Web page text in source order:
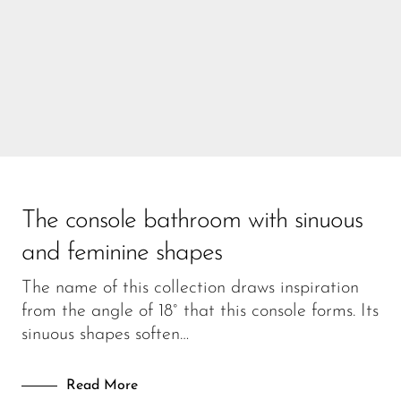
The console bathroom with sinuous
and feminine shapes
The name of this collection draws inspiration
from the angle of 18° that this console forms. Its
sinuous shapes soften…
Read More